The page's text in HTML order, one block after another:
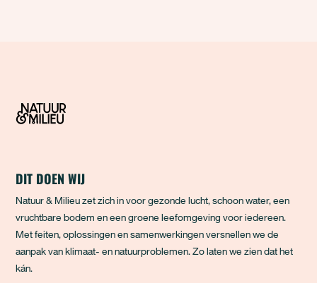
DIT DOEN WIJ
Natuur & Milieu zet zich in voor gezonde lucht, schoon water, een
vruchtbare bodem en een groene leefomgeving voor iedereen.
Met feiten, oplossingen en samenwerkingen versnellen we de
aanpak van klimaat- en natuurproblemen. Zo laten we zien dat het
kán.